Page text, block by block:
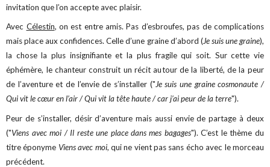
invitation que l’on accepte avec plaisir.
Avec Célestin, on est entre amis. Pas d’esbroufes, pas de complications
mais place aux confidences. Celle d’une graine d’abord (Je suis une graine),
la chose la plus insignifiante et la plus fragile qui soit. Sur cette vie
éphémère, le chanteur construit un récit autour de la liberté, de la peur
de l’aventure et de l’envie de s’installer ("Je suis une graine cosmonaute /
Qui vit le cœur en l’air / Qui vit la tête haute / car j’ai peur de la terre").
Peur de s’installer, désir d’aventure mais aussi envie de partage à deux
("Viens avec moi / Il reste une place dans mes bagages"). C’est le thème du
titre éponyme Viens avec moi, qui ne vient pas sans écho avec le morceau
précédent.